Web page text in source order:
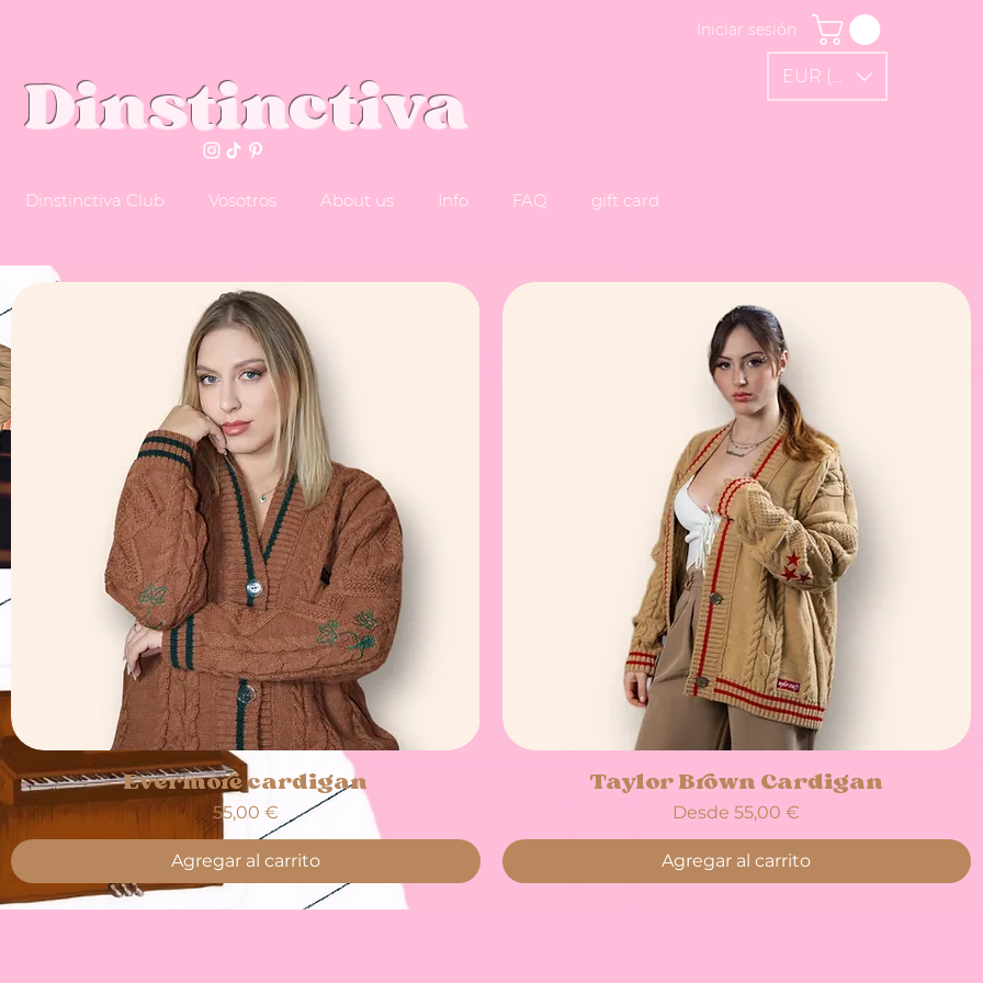
Iniciar sesión
EUR (€)
Dinstinctiva
Dinstinctiva Club Vosotros About us Info FAQ gift card
Evermore cardigan
Precio
55,00 €
Agregar al carrito
Taylor Brown Cardigan
Desde55,00 €
Precio de oferta
Agregar al carrito